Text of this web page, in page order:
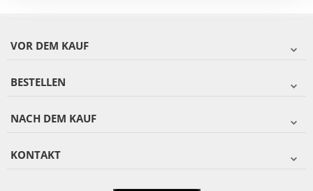
VOR DEM KAUF
BESTELLEN
NACH DEM KAUF
KONTAKT